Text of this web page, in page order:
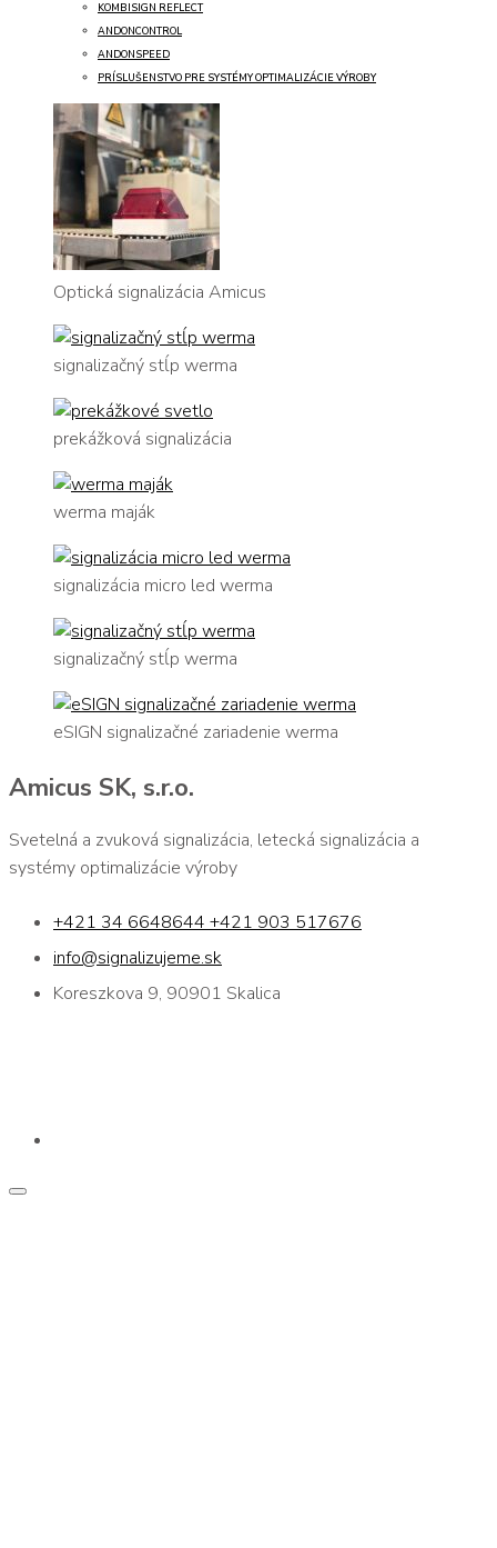
KOMBISIGN REFLECT
ANDONCONTROL
ANDONSPEED
PRÍSLUŠENSTVO PRE SYSTÉMY OPTIMALIZÁCIE VÝROBY
Optická signalizácia Amicus
signalizačný stĺp werma
prekážková signalizácia
werma maják
signalizácia micro led werma
signalizačný stĺp werma
eSIGN signalizačné zariadenie werma
Amicus SK, s.r.o.
Svetelná a zvuková signalizácia, letecká signalizácia a
systémy optimalizácie výroby
+421 34 6648644 +421 903 517676
info@signalizujeme.sk
Koreszkova 9, 90901 Skalica